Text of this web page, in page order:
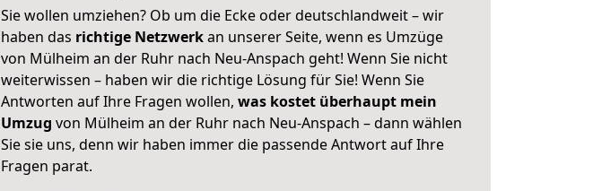
Sie wollen umziehen? Ob um die Ecke oder deutschlandweit – wir
haben das richtige Netzwerkan unserer Seite, wenn es Umzüge
von Mülheim an der Ruhr nach Neu-Anspach geht! Wenn Sie nicht
weiterwissen – haben wir die richtige Lösung für Sie! Wenn Sie
Antworten auf Ihre Fragen wollen, was kostet überhaupt mein
Umzug von Mülheim an der Ruhr nach Neu-Anspach – dann wählen
Sie sie uns, denn wir haben immer die passende Antwort auf Ihre
Fragen parat.